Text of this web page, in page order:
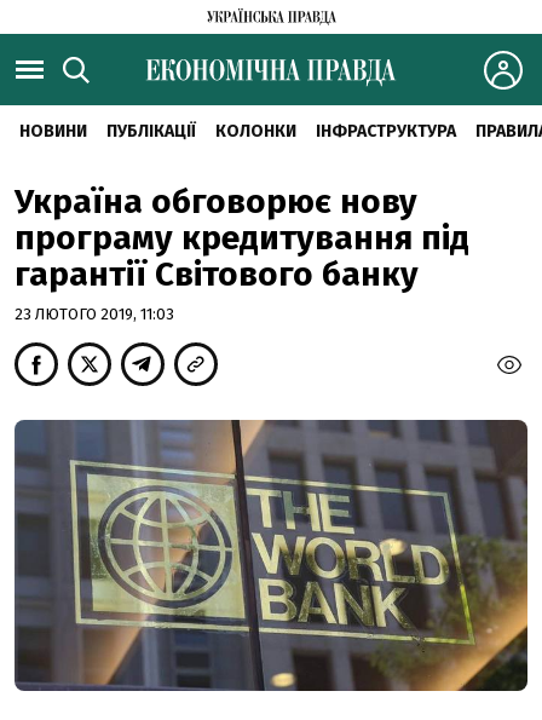
НОВИНИ ПУБЛІКАЦІЇ КОЛОНКИ ІНФРАСТРУКТУРА
Україна обговорює нову
програму кредитування під
гарантії Світового банку
23 ЛЮТОГО 2019, 11:03